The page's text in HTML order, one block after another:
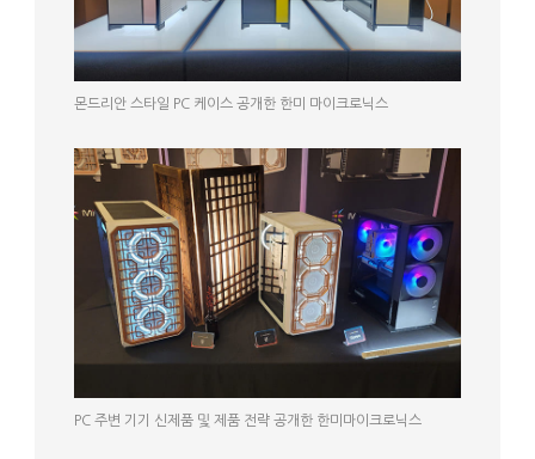
몬드리안 스타일 PC 케이스 공개한 한미 마이크로닉스
PC 주변 기기 신제품 및 제품 전략 공개한 한미마이크로닉스